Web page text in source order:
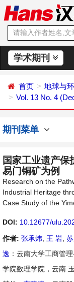
学术期刊
首页 地球与
Vol. 13 No. 4
期刊菜单
国家工业遗产
易门铜矿为例
Research on the
Industrial Heritage
Case Study of the
DOI: 10.12677/
作者: 张承炜 王 岩
逸 ：云南大学工商管
学院数理学院，云南 玉